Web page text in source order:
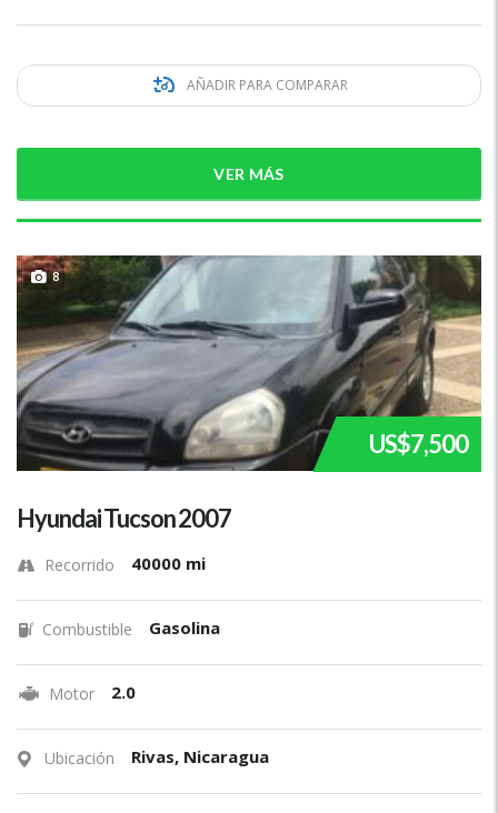
AÑADIR PARA COMPARAR
VER MÁS
8
US$7,500
Hyundai Tucson 2007
Recorrido 40000 mi
Combustible Gasolina
Motor 2.0
Ubicación Rivas, Nicaragua